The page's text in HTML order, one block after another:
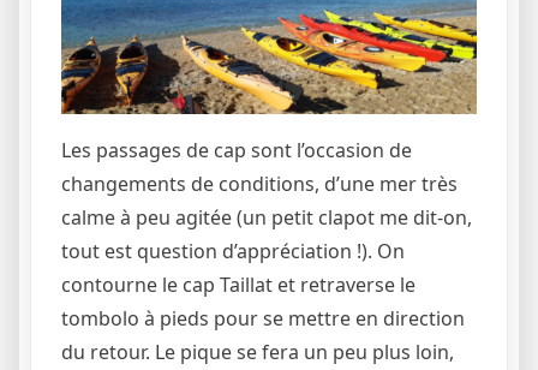
Les passages de cap sont l’occasion de
changements de conditions, d’une mer très
calme à peu agitée (un petit clapot me dit-on,
tout est question d’appréciation !). On
contourne le cap Taillat et retraverse le
tombolo à pieds pour se mettre en direction
du retour. Le pique se fera un peu plus loin,